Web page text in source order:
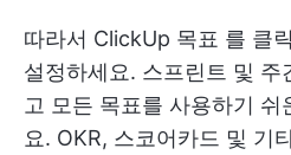
따라서 ClickUp 목표 를 클
설정하세요. 스프린트 및
고 모든 목표를 사용하기 쉬
요. OKR, 스코어카드 및 기